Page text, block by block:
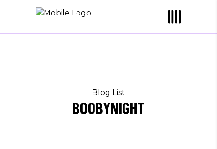
Blog List
BOOBYNIGHT